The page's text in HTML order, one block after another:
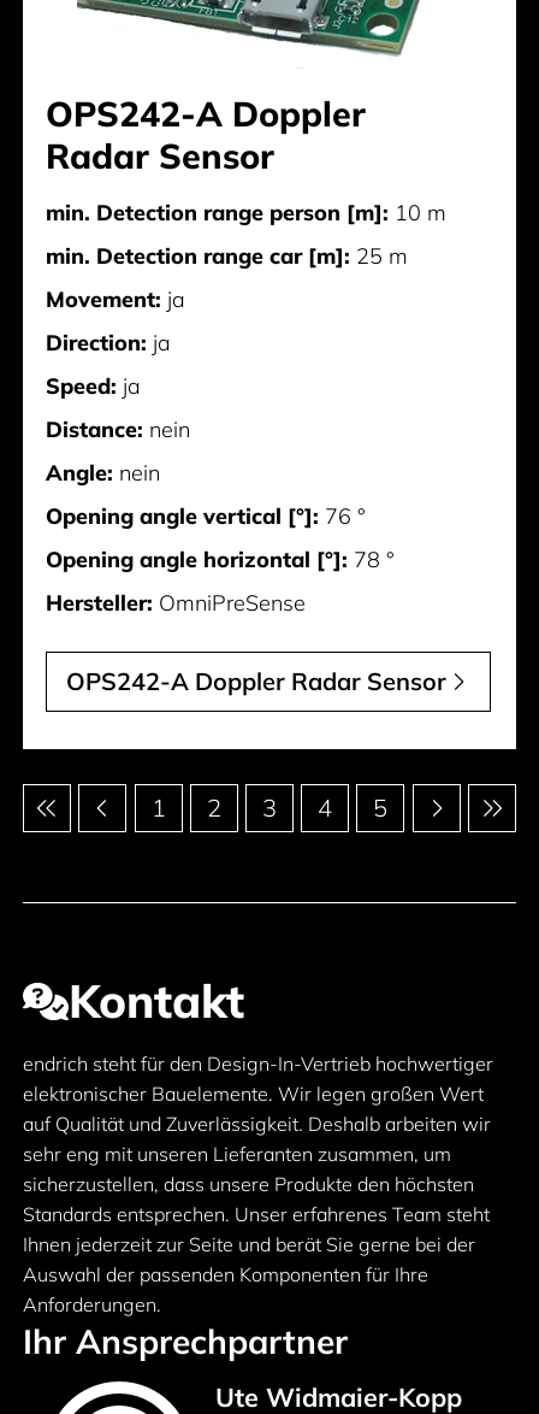
OPS242-A Doppler
Radar Sensor
min. Detection range person [m]: 10 m
min. Detection range car [m]: 25 m
Movement: ja
Direction: ja
Speed: ja
Distance: nein
Angle: nein
Opening angle vertical [°]: 76 °
Opening angle horizontal [°]: 78 °
Hersteller: OmniPreSense
OPS242-A Doppler Radar Sensor
Paginierung 1 2 3 4 5
Kontakt
endrich steht für den Design-In-Vertrieb hochwertiger
elektronischer Bauelemente. Wir legen großen Wert
auf Qualität und Zuverlässigkeit. Deshalb arbeiten wir
sehr eng mit unseren Lieferanten zusammen, um
sicherzustellen, dass unsere Produkte den höchsten
Standards entsprechen. Unser erfahrenes Team steht
Ihnen jederzeit zur Seite und berät Sie gerne bei der
Auswahl der passenden Komponenten für Ihre
Anforderungen.
Ihr Ansprechpartner
Ute Widmaier-Kopp